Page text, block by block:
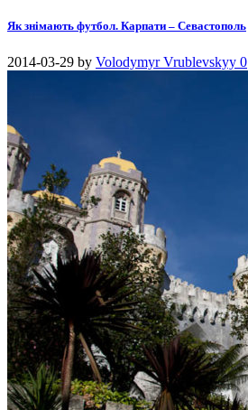
Як знімають футбол. Карпати – Севастополь
2014-03-29 by Volodymyr Vrublevskyy 0